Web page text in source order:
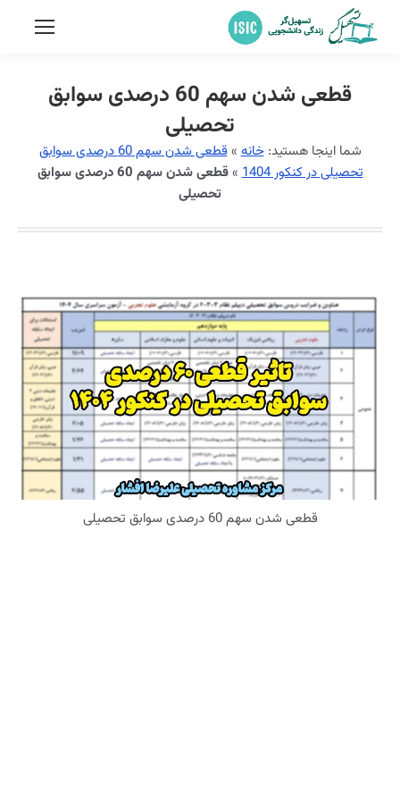
قطعی شدن سهم 60 درصدی سوابق
تحصیلی
شما اینجا هستید:خانه»
قطعی شدن سهم 60 درصدی سوابق
تحصیلی در کنکور 1404
»
قطعی شدن سهم 60 درصدی سوابق
تحصیلی
قطعی شدن سهم 60 درصدی سوابق تحصیلی